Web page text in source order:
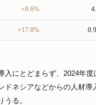
+8.6%
+17.8%
入にとどまらず、2024年度
ネシアなどからの人材導
る。